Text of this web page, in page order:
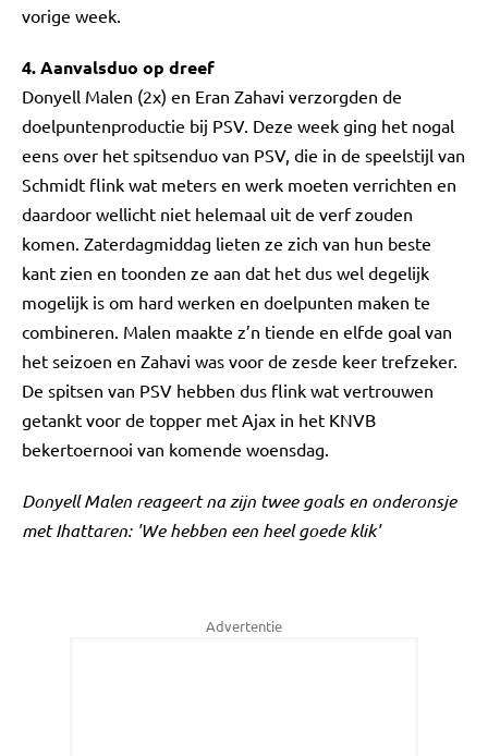
vorige week.
4. Aanvalsduo op dreef
Donyell Malen (2x) en Eran Zahavi verzorgden de
doelpuntenproductie bij PSV. Deze week ging het nogal
eens over het spitsenduo van PSV, die in de speelstijl van
Schmidt flink wat meters en werk moeten verrichten en
daardoor wellicht niet helemaal uit de verf zouden
komen. Zaterdagmiddag lieten ze zich van hun beste
kant zien en toonden ze aan dat het dus wel degelijk
mogelijk is om hard werken en doelpunten maken te
combineren. Malen maakte z’n tiende en elfde goal van
het seizoen en Zahavi was voor de zesde keer trefzeker.
De spitsen van PSV hebben dus flink wat vertrouwen
getankt voor de topper met Ajax in het KNVB
bekertoernooi van komende woensdag.
Donyell Malen reageert na zijn twee goals en onderonsje
met Ihattaren: 'We hebben een heel goede klik'
Advertentie